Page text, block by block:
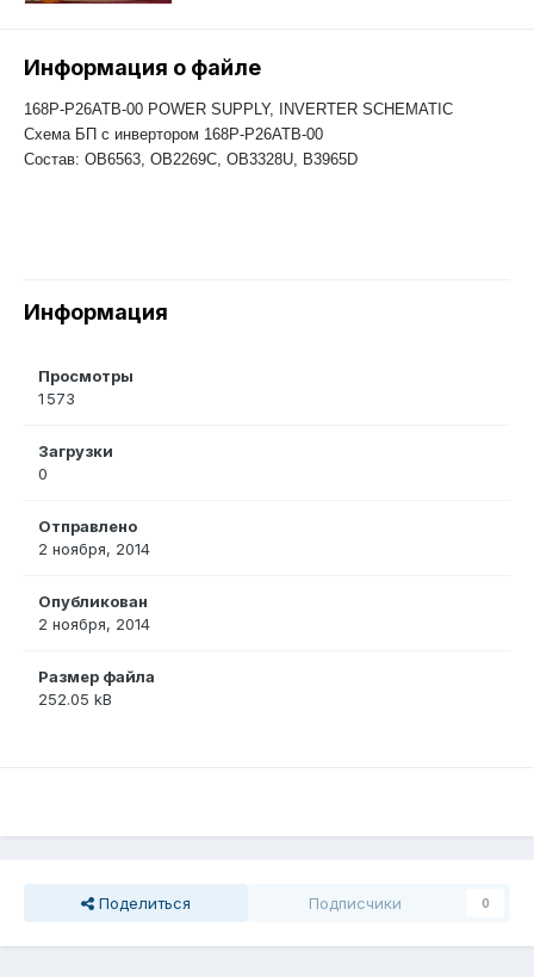
Информация о файле
168P-P26ATB-00 POWER SUPPLY, INVERTER SCHEMATIC
Схема БП с инвертором 168P-P26ATB-00
Состав: OB6563, OB2269C, OB3328U, B3965D
Информация
Просмотры
1 573
Загрузки
0
Отправлено
2 ноября, 2014
Опубликован
2 ноября, 2014
Размер файла
252.05 kB
Поделиться Подписчики 0